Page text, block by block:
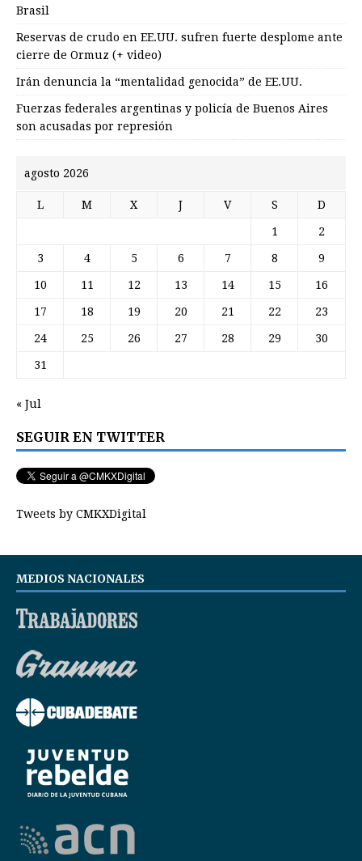
Brasil
Reservas de crudo en EE.UU. sufren fuerte desplome ante
cierre de Ormuz (+ video)
Irán denuncia la “mentalidad genocida” de EE.UU.
Fuerzas federales argentinas y policía de Buenos Aires
son acusadas por represión
agosto 2026
L M X J V S D
1 2
3 4 5 6 7 8 9
10 11 12 13 14 15 16
17 18 19 20 21 22 23
24 25 26 27 28 29 30
31
« Jul
SEGUIR EN TWITTER
Tweets by CMKXDigital
MEDIOS NACIONALES